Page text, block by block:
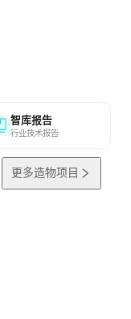
智库报告
行业技术报告
更多造物项目